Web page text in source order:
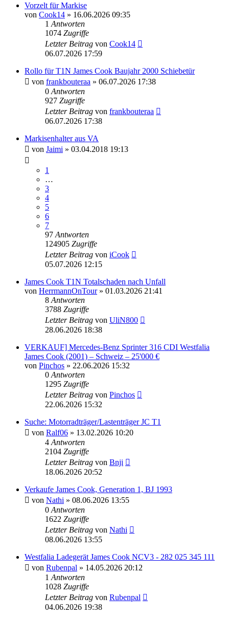
Vorzelt für Markise
von Cook14 » 16.06.2026 09:35
1 Antworten
1074 Zugriffe
Letzter Beitrag von Cook14
06.07.2026 17:59
Rollo für T1N James Cook Baujahr 2000 Schiebetür
von frankbouteraa » 06.07.2026 17:38
0 Antworten
927 Zugriffe
Letzter Beitrag von frankbouteraa
06.07.2026 17:38
Markisenhalter aus VA
von Jaimi » 03.04.2018 19:13
1
…
3
4
5
6
7
97 Antworten
124905 Zugriffe
Letzter Beitrag von iCook
05.07.2026 12:15
James Cook T1N Totalschaden nach Unfall
von HerrmannOnTour» 01.03.2026 21:41
8 Antworten
3788 Zugriffe
Letzter Beitrag von UliN800
28.06.2026 18:38
VERKAUF] Mercedes-Benz Sprinter 316 CDI Westfalia
James Cook (2001) – Schweiz – 25'000 €
von Pinchos » 22.06.2026 15:32
0 Antworten
1295 Zugriffe
Letzter Beitrag von Pinchos
22.06.2026 15:32
Suche: Motorradträger/Lastenträger JC T1
von Ralf06 » 13.02.2026 10:20
4 Antworten
2104 Zugriffe
Letzter Beitrag von Bnji
18.06.2026 20:52
Verkaufe James Cook, Generation 1, BJ 1993
von Nathi » 08.06.2026 13:55
0 Antworten
1622 Zugriffe
Letzter Beitrag von Nathi
08.06.2026 13:55
Westfalia Ladegerät James Cook NCV3 - 282 025 345 111
von Rubenpal » 14.05.2026 20:12
1 Antworten
1028 Zugriffe
Letzter Beitrag von Rubenpal
04.06.2026 19:38